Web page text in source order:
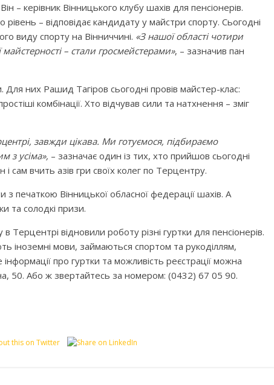
– керівник Вінницького клубу шахів для пенсіонерів.
рівень – відповідає кандидату у майстри спорту. Сьогодні
виду спорту на Вінниччині. «З нашої області чотири
– стали гросмейстерами», – зазначив пан
них Рашид Тагіров сьогодні провів майстер-клас:
комбінації. Хто відчував сили та натхнення – зміг
завжди цікава. Ми готуємося, підбираємо
з усіма», – зазначає один із тих, хто прийшов сьогодні
і сам вчить азів гри своїх колег по Терцентру.
з печаткою Вінницької обласної федерації шахів. А
та солодкі призи.
відновили роботу різні гуртки для пенсіонерів.
іноземні мови, займаються спортом та рукоділлям,
про гуртки та можливість реєстрації можна
50. Або ж звертайтесь за номером: (0432) 67 05 90.